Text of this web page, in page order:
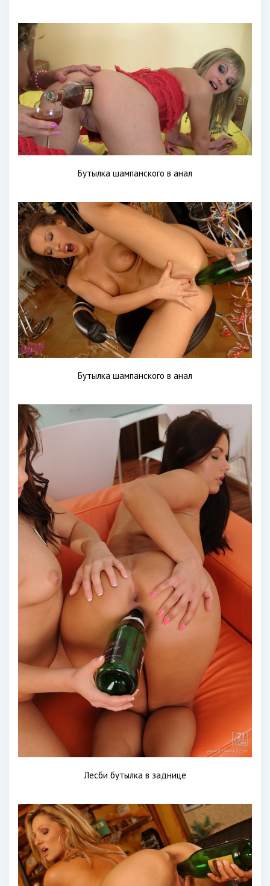
Бутылка шампанского в анал
Бутылка шампанского в анал
Лесби бутылка в заднице